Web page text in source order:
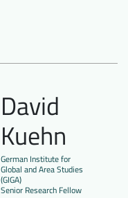
David
Kuehn
German Institute for
Global and Area Studies
(GIGA)
Senior Research Fellow